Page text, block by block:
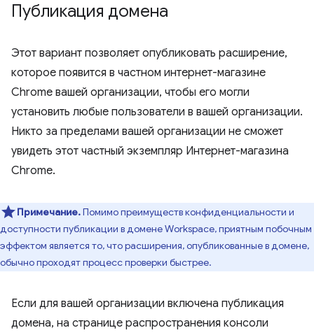
Публикация домена
Этот вариант позволяет опубликовать расширение,
которое появится в частном интернет-магазине
Chrome вашей организации, чтобы его могли
установить любые пользователи в вашей организации.
Никто за пределами вашей организации не сможет
увидеть этот частный экземпляр Интернет-магазина
Chrome.
Примечание.Помимо преимуществ конфиденциальности и
доступности публикации в домене Workspace, приятным побочным
эффектом является то, что расширения, опубликованные в домене,
обычно проходят процесс проверки быстрее.
Если для вашей организации включена публикация
домена, на странице распространения консоли